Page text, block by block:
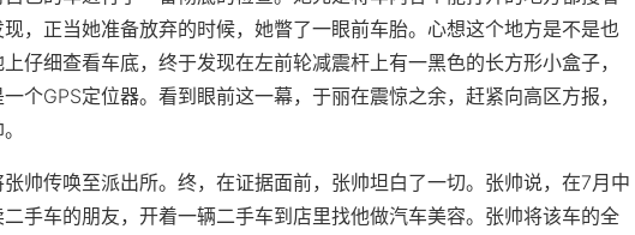
，正当她准备放弃的时候，她瞥了一眼前车胎。心想这个地方是不是也
仔细查看车底，终于发现在左前轮减震杆上有一黑色的长方形小盒子，
个GPS定位器。看到眼前这一幕，于丽在震惊之余，赶紧向高区方报，
帅传唤至派出所。终，在证据面前，张帅坦白了一切。张帅说，在7月中
手车的朋友，开着一辆二手车到店里找他做汽车美容。张帅将该车的全